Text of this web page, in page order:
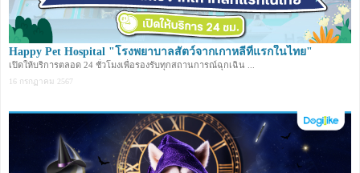
Happy Pet Hospital "โรงพยาบาลสัตว์จากเกาหลีที่แรกในไทย"
เปิดให้บริการตลอด 24 ชั่วโมงเพื่อรองรับทุกสถานการณ์ฉุกเฉิน ...
16 กรกฏาคม 2567